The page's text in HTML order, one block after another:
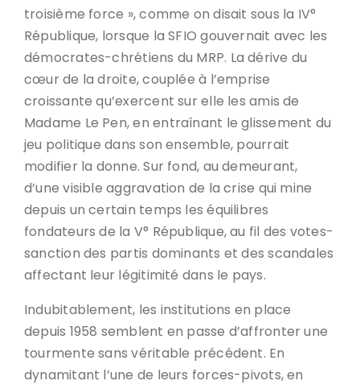
troisième force », comme on disait sous la IV°
République, lorsque la SFIO gouvernait avec les
démocrates-chrétiens du MRP. La dérive du
cœur de la droite, couplée à l’emprise
croissante qu’exercent sur elle les amis de
Madame Le Pen, en entraînant le glissement du
jeu politique dans son ensemble, pourrait
modifier la donne. Sur fond, au demeurant,
d’une visible aggravation de la crise qui mine
depuis un certain temps les équilibres
fondateurs de la V° République, au fil des votes-
sanction des partis dominants et des scandales
affectant leur légitimité dans le pays.
Indubitablement, les institutions en place
depuis 1958 semblent en passe d’affronter une
tourmente sans véritable précédent. En
dynamitant l’une de leurs forces-pivots, en